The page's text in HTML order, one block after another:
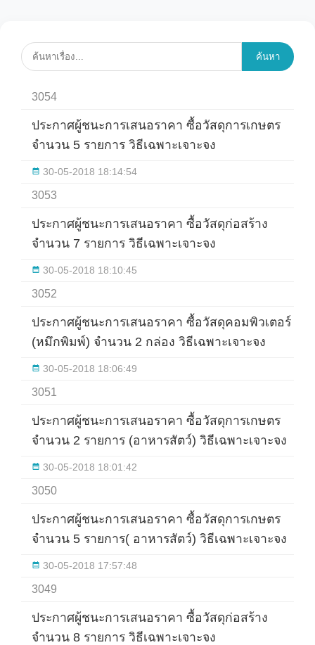
ค้นหา
3054
ประกาศผู้ชนะการเสนอราคา ซื้อวัสดุการเกษตร
จำนวน 5 รายการ วิธีเฉพาะเจาะจง
30-05-2018 18:14:54
3053
ประกาศผู้ชนะการเสนอราคา ซื้อวัสดุก่อสร้าง
จำนวน 7 รายการ วิธีเฉพาะเจาะจง
30-05-2018 18:10:45
3052
ประกาศผู้ชนะการเสนอราคา ซื้อวัสดุคอมพิวเตอร์
(หมึกพิมพ์) จำนวน 2 กล่อง วิธีเฉพาะเจาะจง
30-05-2018 18:06:49
3051
ประกาศผู้ชนะการเสนอราคา ซื้อวัสดุการเกษตร
จำนวน 2 รายการ (อาหารสัตว์) วิธีเฉพาะเจาะจง
30-05-2018 18:01:42
3050
ประกาศผู้ชนะการเสนอราคา ซื้อวัสดุการเกษตร
จำนวน 5 รายการ( อาหารสัตว์) วิธีเฉพาะเจาะจง
30-05-2018 17:57:48
3049
ประกาศผู้ชนะการเสนอราคา ซื้อวัสดุก่อสร้าง
จำนวน 8 รายการ วิธีเฉพาะเจาะจง